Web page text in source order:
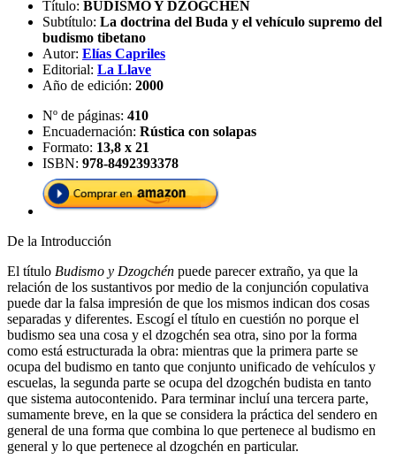
Título: BUDISMO Y DZOGCHEN
Subtítulo: La doctrina del Buda y el vehículo supremo del
budismo tibetano
Autor: Elías Capriles
Editorial: La Llave
Año de edición: 2000
Nº de páginas: 410
Encuadernación: Rústica con solapas
Formato: 13,8 x 21
ISBN: 978-8492393378
De la Introducción
El título Budismo y Dzogchén puede parecer extraño, ya que la
relación de los sustantivos por medio de la conjunción copulativa
puede dar la falsa impresión de que los mismos indican dos cosas
separadas y diferentes. Escogí el título en cuestión no porque el
budismo sea una cosa y el dzogchén sea otra, sino por la forma
como está estructurada la obra: mientras que la primera parte se
ocupa del budismo en tanto que conjunto unificado de vehículos y
escuelas, la segunda parte se ocupa del dzogchén budista en tanto
que sistema autocontenido. Para terminar incluí una tercera parte,
sumamente breve, en la que se considera la práctica del sendero en
general de una forma que combina lo que pertenece al budismo en
general y lo que pertenece al dzogchén en particular.